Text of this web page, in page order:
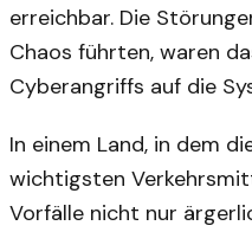
erreichbar. Die
Chaos führten, waren
Cyberangriffs auf die
In einem Land, in dem
wichtigsten
Vorfälle nicht nur